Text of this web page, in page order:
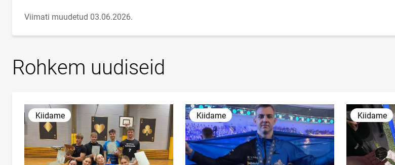
Viimati muudetud 03.06.2026.
Rohkem uudiseid
Kiidame Kiidame Kiidame